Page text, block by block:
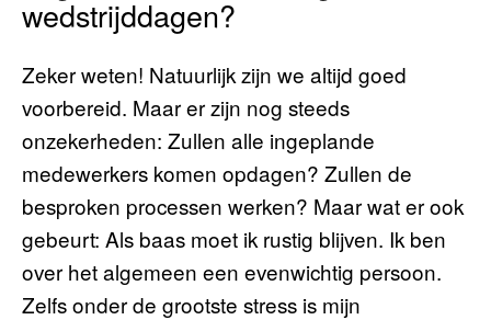
wedstrijddagen?
Zeker weten! Natuurlijk zijn we altijd goed
voorbereid. Maar er zijn nog steeds
onzekerheden: Zullen alle ingeplande
medewerkers komen opdagen? Zullen de
besproken processen werken? Maar wat er ook
gebeurt: Als baas moet ik rustig blijven. Ik ben
over het algemeen een evenwichtig persoon.
Zelfs onder de grootste stress is mijn